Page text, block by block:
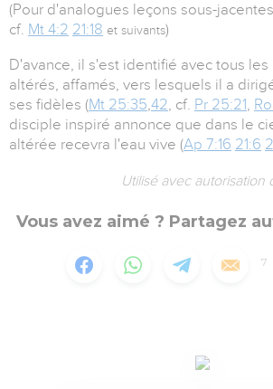
(Pour d'analogues leçons sous-
cf. Mt 4:2 21:18 et suivants)
D'avance, il s'est identifié avec tous les
altérés, affamés, vers lesquels il a
ses fidèles (Mt 25:35,42, cf. Pr 25:21,
disciple inspiré annonce que dans le
altérée recevra l'eau vive (Ap 7:16 21:6
Utilisé avec autorisation
Vous avez aimé ? Partagez
7